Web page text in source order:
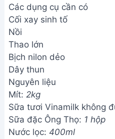
Các dụng cụ cần có
Cối xay sinh tố
Nồi
Thao lớn
Bịch nilon dẻo
Dây thun
Nguyên liệu
Mít: 2kg
Sữa tươi Vinamilk không
Sữa đặc Ông Thọ: 1 hộp
Nước lọc: 400ml